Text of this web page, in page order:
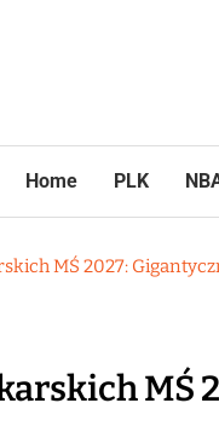
Home PLK
MŚ 2027:
MŚ